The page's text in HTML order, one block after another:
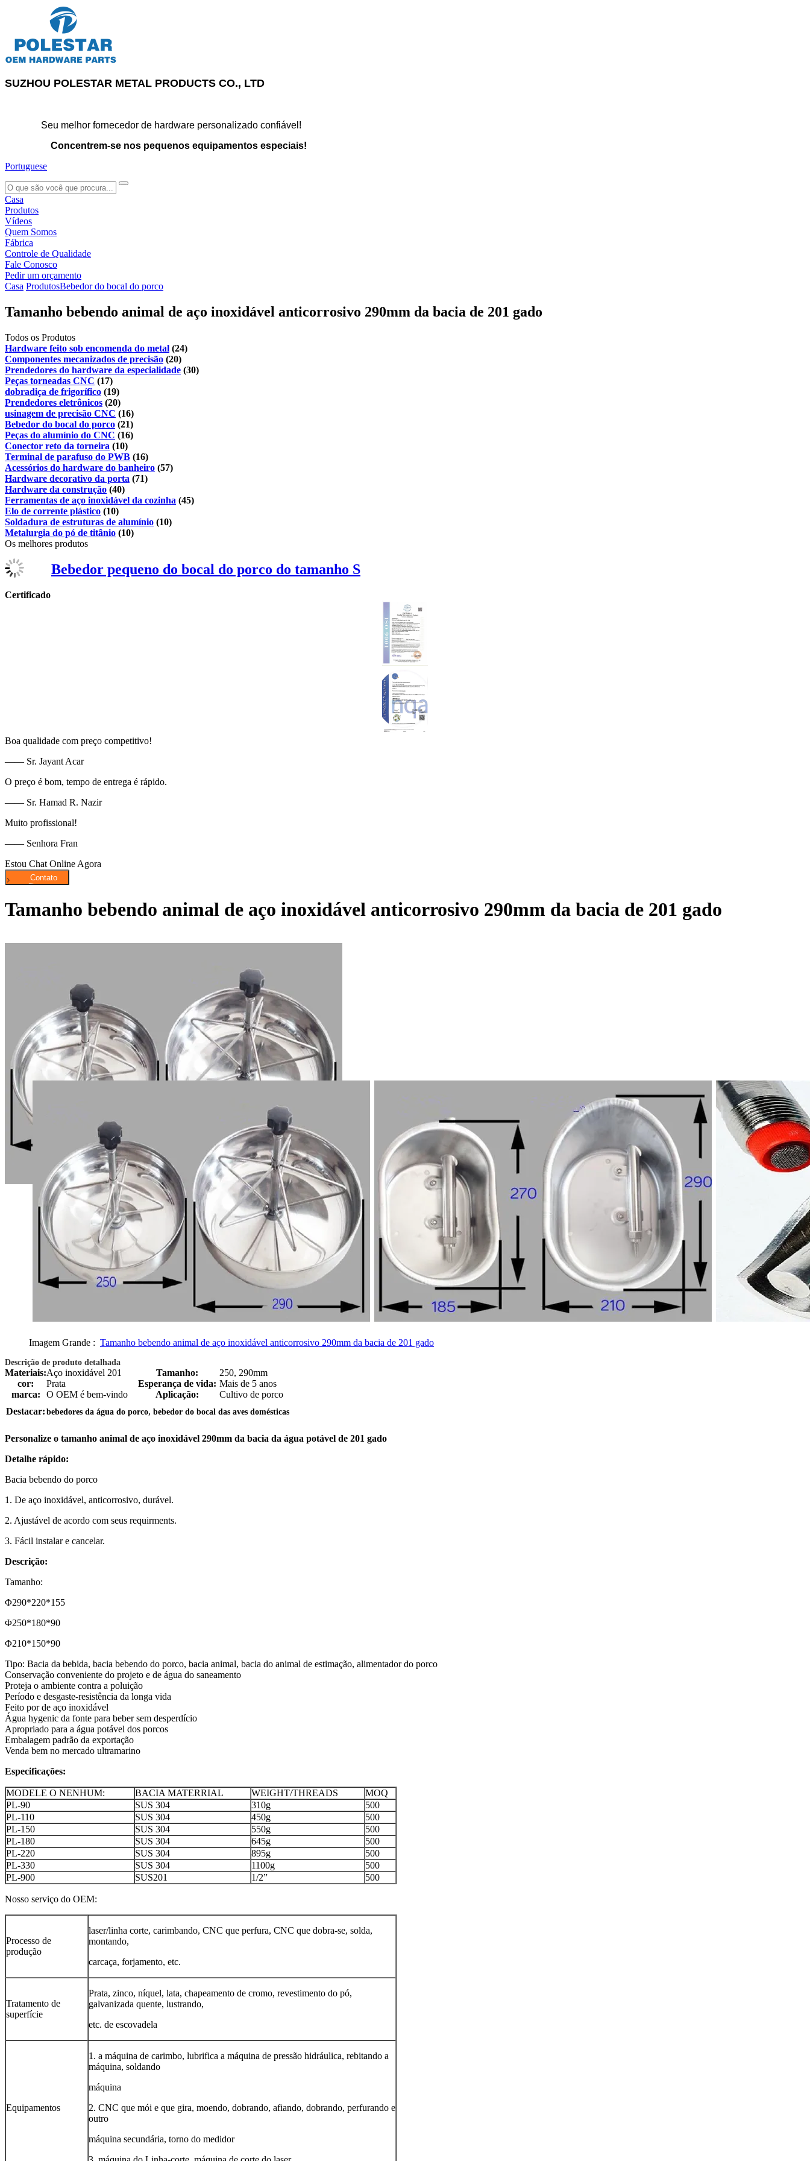
SUZHOU POLESTAR METAL PRODUCTS CO., LTD
Seu melhor fornecedor de hardware personalizado confiável!
Concentrem-se nos pequenos equipamentos especiais!
Portuguese
search
Casa
Produtos
Vídeos
Quem Somos
Fábrica
Controle de Qualidade
Fale Conosco
Pedir um orçamento
Casa ProdutosBebedor do bocal do porco
Tamanho bebendo animal de aço inoxidável anticorrosivo 290mm da bacia de 201 gado
Todos os Produtos
Hardware feito sob encomenda do metal (24)
Componentes mecanizados de precisão (20)
Prendedores do hardware da especialidade (30)
Peças torneadas CNC (17)
dobradiça de frigorífico (19)
Prendedores eletrônicos (20)
usinagem de precisão CNC (16)
Bebedor do bocal do porco (21)
Peças do alumínio do CNC (16)
Conector reto da torneira (10)
Terminal de parafuso do PWB (16)
Acessórios do hardware do banheiro (57)
Hardware decorativo da porta (71)
Hardware da construção (40)
Ferramentas de aço inoxidável da cozinha (45)
Elo de corrente plástico (10)
Soldadura de estruturas de alumínio (10)
Metalurgia do pó de titânio (10)
Os melhores produtos
Bebedor pequeno do bocal do porco do tamanho S
Certificado
Boa qualidade com preço competitivo!
—— Sr. Jayant Acar
O preço é bom, tempo de entrega é rápido.
—— Sr. Hamad R. Nazir
Muito profissional!
—— Senhora Fran
Estou Chat Online Agora
Tamanho bebendo animal de aço inoxidável anticorrosivo 290mm da bacia de 201 gado
Imagem Grande : Tamanho bebendo animal de aço inoxidável anticorrosivo 290mm da bacia de 201 gado
Descrição de produto detalhada
Materiais:Aço inoxidável 201 Tamanho:
250, 290mm
cor:
Prata Esperança de vida: Mais de 5 anos
marca:
O OEM é bem-vindo Aplicação:
Cultivo de porco
Destacar: bebedores da água do porco, bebedor do bocal das aves domésticas
Personalize o tamanho animal de aço inoxidável 290mm da bacia da água potável de 201 gado
Detalhe rápido:
Bacia bebendo do porco
1. De aço inoxidável, anticorrosivo, durável.
2. Ajustável de acordo com seus requirments.
3. Fácil instalar e cancelar.
Descrição:
Tamanho:
Φ290*220*155
Φ250*180*90
Φ210*150*90
Tipo: Bacia da bebida, bacia bebendo do porco, bacia animal, bacia do animal de estimação, alimentador do porco
Conservação conveniente do projeto e de água do saneamento
Proteja o ambiente contra a poluição
Período e desgaste-resistência da longa vida
Feito por de aço inoxidável
Água hygenic da fonte para beber sem desperdício
Apropriado para a água potável dos porcos
Embalagem padrão da exportação
Venda bem no mercado ultramarino
Especificações:
MODELE O NENHUM: BACIA MATERRIAL WEIGHT/THREADS
MOQ
PL-90
SUS 304 310g
500
PL-110
SUS 304 450g
500
PL-150
SUS 304 550g
500
PL-180
SUS 304 645g
500
PL-220
SUS 304 895g
500
PL-330
SUS 304 1100g
500
PL-900
SUS201 1/2” 500
Nosso serviço do OEM:
Processo de
produção
laser/linha corte, carimbando, CNC que perfura, CNC que dobra-se, solda,
montando,
carcaça, forjamento, etc.
Tratamento de
superfície
Prata, zinco, níquel, lata, chapeamento de cromo, revestimento do pó,
galvanizada quente, lustrando,
etc. de escovadela
Equipamentos
1. a máquina de carimbo, lubrifica a máquina de pressão hidráulica, rebitando a
máquina, soldando
máquina
2. CNC que mói e que gira, moendo, dobrando, afiando, dobrando, perfurando e
outro
máquina secundária, torno do medidor